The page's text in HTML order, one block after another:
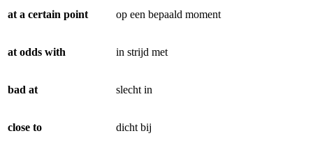
at a certain point op een bepaald moment
at odds with in strijd met
bad at slecht in
close to dicht bij